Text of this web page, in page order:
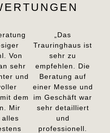
Von
sehr
und
dem
Mir
alles
„Das
Trauringhaus ist
sehr zu
empfehlen. Die
Beratung auf
einer Messe und
im Geschäft war
sehr detailliert
und
professionell.